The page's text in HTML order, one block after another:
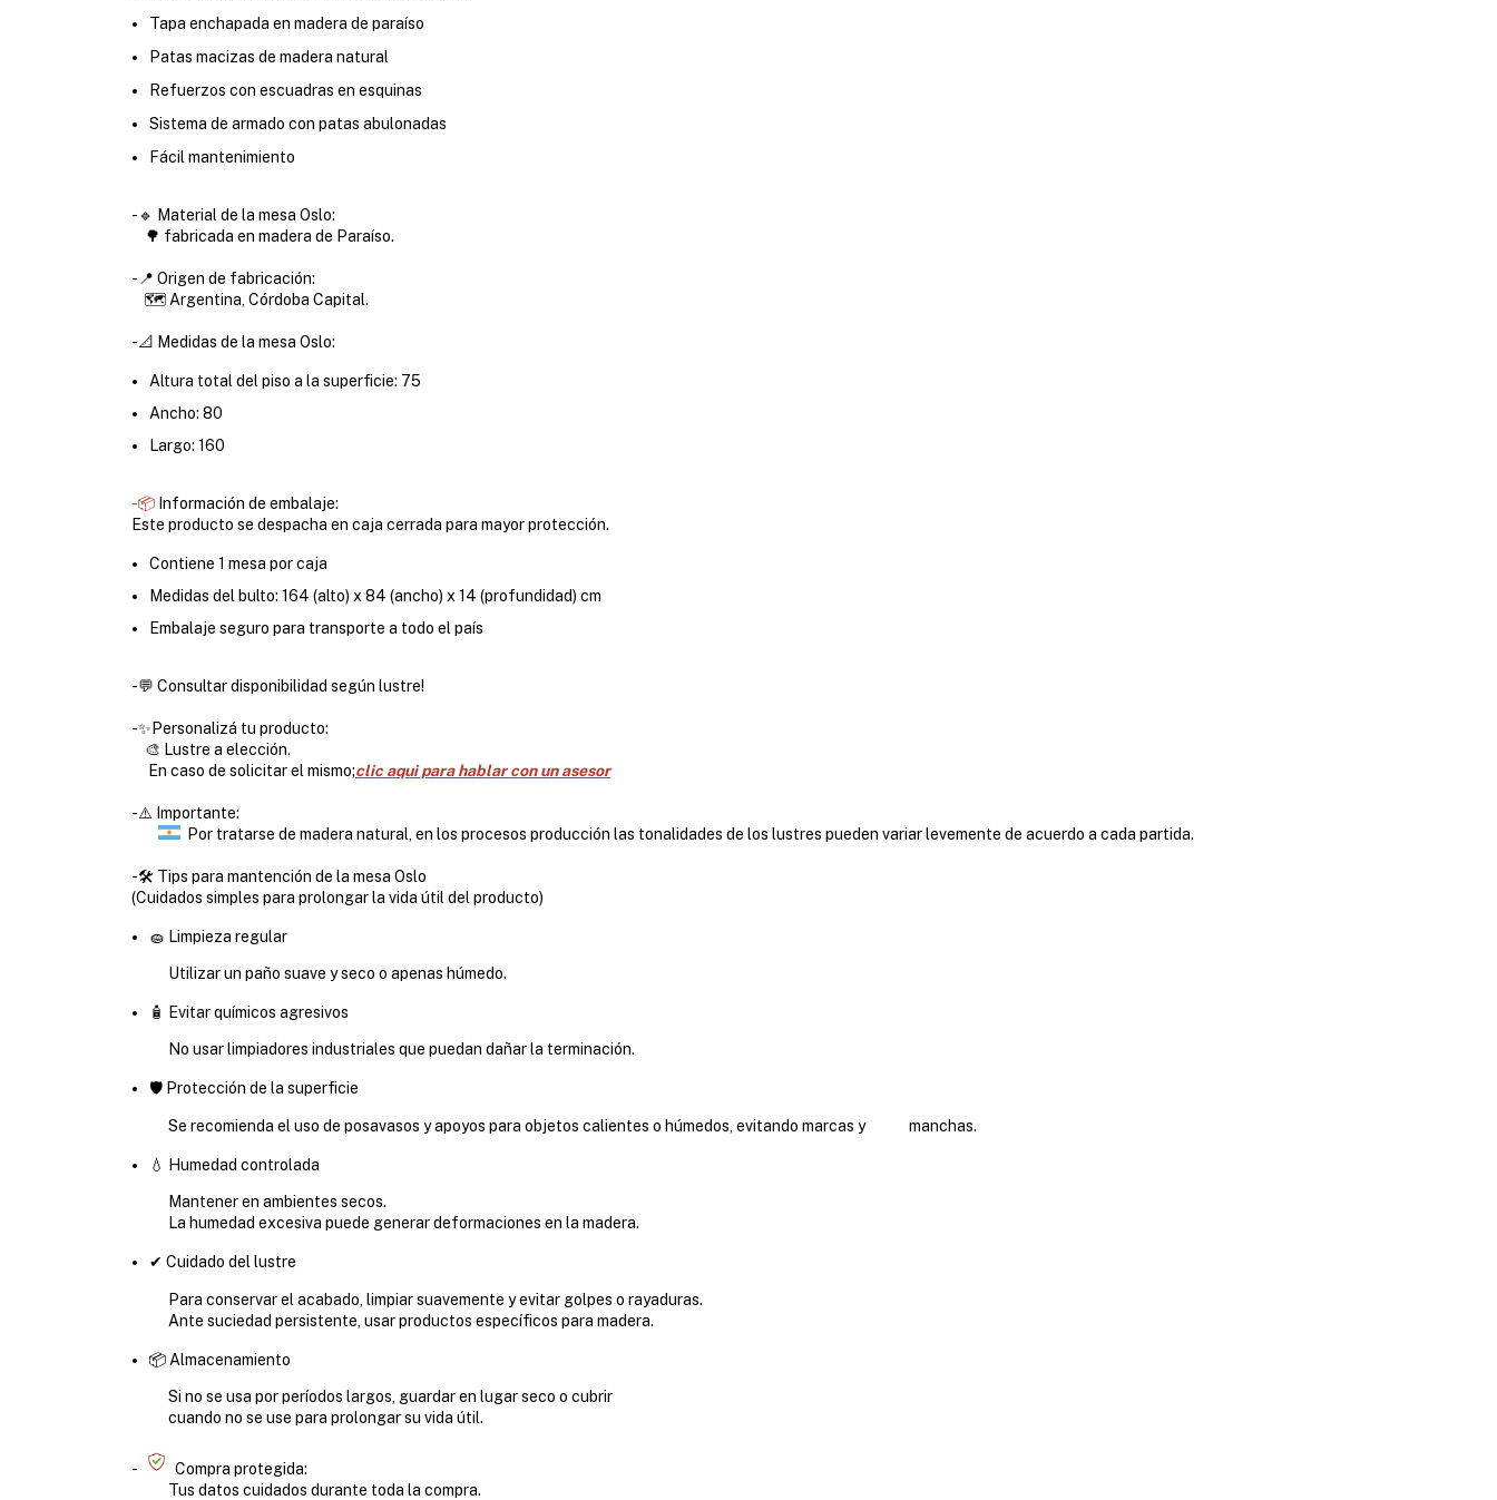
Tapa enchapada en madera de paraíso
Patas macizas de madera natural
Refuerzos con escuadras en esquinas
Sistema de armado con patas abulonadas
Fácil mantenimiento
-🔹 Material de la mesa Oslo:
🌳 fabricada en madera de Paraíso.
-📍 Origen de fabricación:
🗺️ Argentina, Córdoba Capital.
-📐 Medidas de la mesa Oslo:
Altura total del piso a la superficie: 75
Ancho: 80
Largo: 160
-📦 Información de embalaje:
Este producto se despacha en caja cerrada para mayor protección.
Contiene 1 mesa por caja
Medidas del bulto: 164 (alto) x 84 (ancho) x 14 (profundidad) cm
Embalaje seguro para transporte a todo el país
-💬 Consultar disponibilidad según lustre!
-✨Personalizá tu producto:
🎨 Lustre a elección.
En caso de solicitar el mismo;clic aqui para hablar con un asesor
-⚠️ Importante:
Por tratarse de madera natural, en los procesos producción las tonalidades de los lustres pueden variar levemente de acuerdo a cada partida.
-🛠️ Tips para mantención de la mesa Oslo
(Cuidados simples para prolongar la vida útil del producto)
🧽 Limpieza regular
Utilizar un paño suave y seco o apenas húmedo.
🧴 Evitar químicos agresivos
No usar limpiadores industriales que puedan dañar la terminación.
🛡️ Protección de la superficie
Se recomienda el uso de posavasos y apoyos para objetos calientes o húmedos, evitando marcas y manchas.
💧 Humedad controlada
Mantener en ambientes secos.
La humedad excesiva puede generar deformaciones en la madera.
✔ Cuidado del lustre
Para conservar el acabado, limpiar suavemente y evitar golpes o rayaduras.
Ante suciedad persistente, usar productos específicos para madera.
📦 Almacenamiento
Si no se usa por períodos largos, guardar en lugar seco o cubrir
cuando no se use para prolongar su vida útil.
-
Compra protegida:
Tus datos cuidados durante toda la compra.